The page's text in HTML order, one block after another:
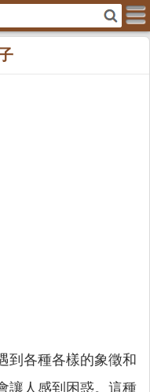
到各種各樣的象徵和
讓人感到困惑。這種